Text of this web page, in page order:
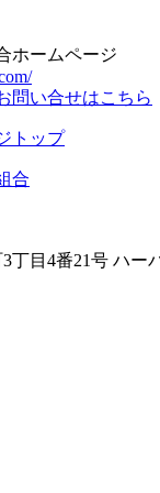
ホームページ
問い合せはこちら
丁目4番21号 ハー